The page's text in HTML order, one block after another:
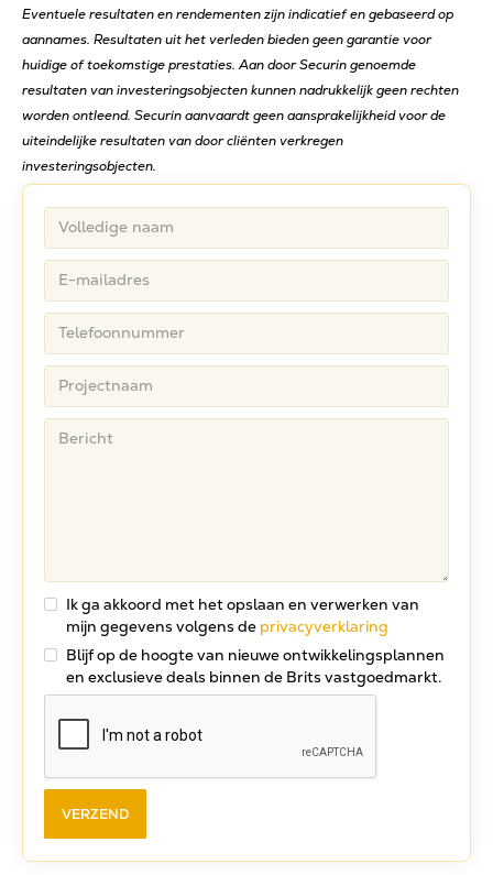
Eventuele resultaten en rendementen zijn indicatief en gebaseerd op
aannames. Resultaten uit het verleden bieden geen garantie voor
huidige of toekomstige prestaties. Aan door Securin genoemde
resultaten van investeringsobjecten kunnen nadrukkelijk geen rechten
worden ontleend. Securin aanvaardt geen aansprakelijkheid voor de
uiteindelijke resultaten van door cliënten verkregen
investeringsobjecten.
Ik ga akkoord met het opslaan en verwerken van
mijn gegevens volgens de privacyverklaring
Blijf op de hoogte van nieuwe ontwikkelingsplannen
en exclusieve deals binnen de Brits vastgoedmarkt.